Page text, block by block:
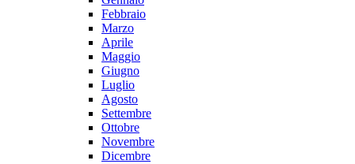
Febbraio
Marzo
Aprile
Maggio
Giugno
Luglio
Agosto
Settembre
Ottobre
Novembre
Dicembre